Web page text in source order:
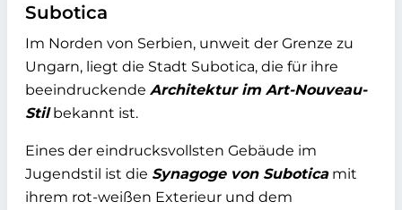
Subotica
Im Norden von Serbien, unweit der Grenze zu
Ungarn, liegt die Stadt Subotica, die für ihre
beeindruckende Architektur im Art-Nouveau-
Stilbekannt ist.
Eines der eindrucksvollsten Gebäude im
Jugendstil ist die Synagoge von Suboticamit
ihrem rot-weißen Exterieur und dem